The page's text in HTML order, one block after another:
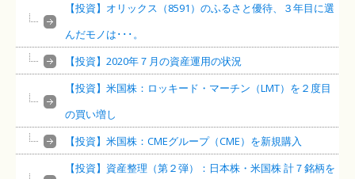
【投資】オリックス（8591）のふるさと優待、３年目に選
んだモノは･･･。
【投資】2020年７月の資産運用の状況
【投資】米国株：ロッキード・マーチン（LMT）を２度目
の買い増し
【投資】米国株：CMEグループ（CME）を新規購入
【投資】資産整理（第２弾）：日本株・米国株 計７銘柄を